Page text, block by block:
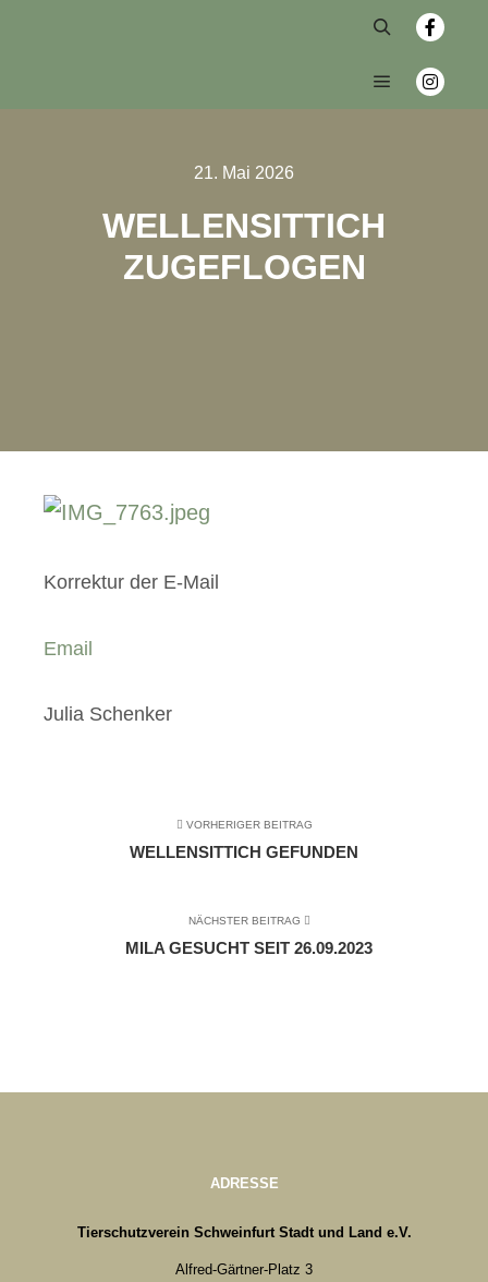
21. Mai 2026
WELLENSITTICH
ZUGEFLOGEN
Korrektur der E-Mail
Email
Julia Schenker
VORHERIGER BEITRAG
WELLENSITTICH GEFUNDEN
NÄCHSTER BEITRAG
MILA GESUCHT SEIT 26.09.2023
ADRESSE
Tierschutzverein Schweinfurt Stadt und Land e.V.
Alfred-Gärtner-Platz 3